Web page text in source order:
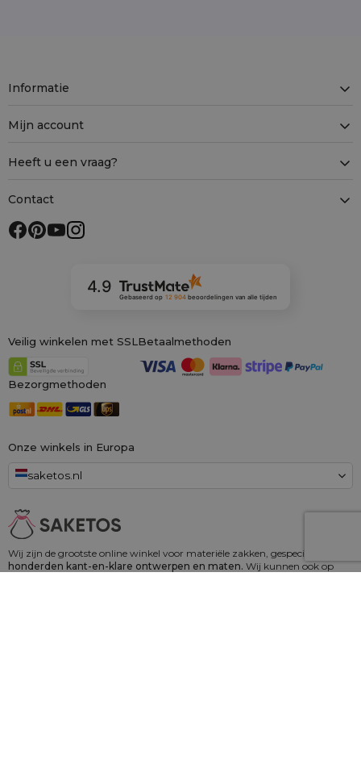
Wij zijn de grootste online winkel voor materiële zakken, gespecialiseerd in
honderden kant-en-klare ontwerpen en maten. Wij kunnen ook op
Onze winkels in Europa
saketos.nl
Informatie
Mijn account
Heeft u een vraag?
Contact
4.9
Gebaseerd op 12 904 beoordelingenvan alle tijden
Veilig winkelen met SSL Betaalmethoden
Bezorgmethoden